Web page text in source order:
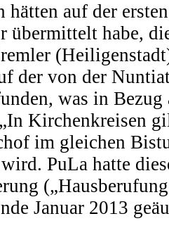
hätten auf der
übermittelt habe,
der von der
was in
Kirchenkreisen
im gleichen
PuLa hatte
Januar 2013